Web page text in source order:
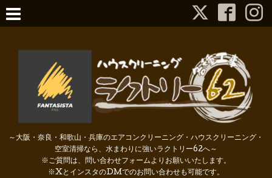
～大阪・奈良・和歌山・兵庫のエアコンクリーニング・ハウスクリーニング・
空室清掃なら、水まわりに強いラクトリー62へ～
※ご質問は、問い合わせフォームよりお願いいたします。
※XとインスタのDMでのお問い合わせも可能です。